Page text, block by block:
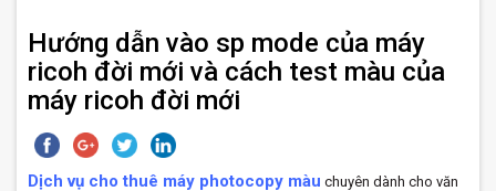
Hướng dẫn vào sp mode của máy
ricoh đời mới và cách test màu của
máy ricoh đời mới
Dịch vụ cho thuê máy photocopy màu chuyên dành cho văn